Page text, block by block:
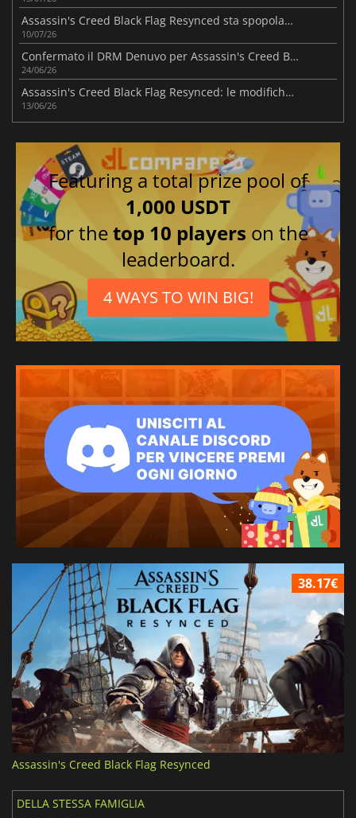
Assassin's Creed Black Flag Resynced sta spopolando su Steam
10/07/26
Confermato il DRM Denuvo per Assassin's Creed Black Flag Resynced
24/06/26
Assassin's Creed Black Flag Resynced: le modifiche principali
13/06/26
Featuring a total prize pool of
1,000 USDT
for thetop 10 players on the
leaderboard.
4 WAYS TO WIN BIG!
38.17€
Assassin's Creed Black Flag Resynced
DELLA STESSA FAMIGLIA